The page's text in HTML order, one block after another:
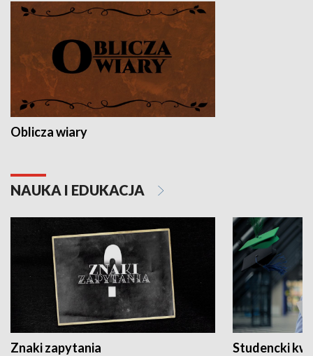
Oblicza wiary
NAUKA I EDUKACJA
Znaki zapytania Studencki